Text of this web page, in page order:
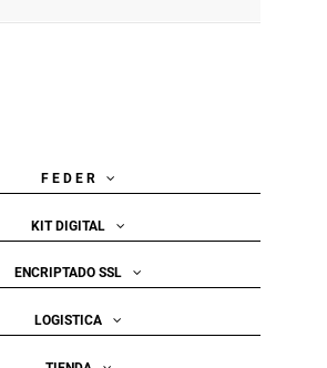
F E D E R
KIT DIGITAL
ENCRIPTADO SSL
LOGISTICA